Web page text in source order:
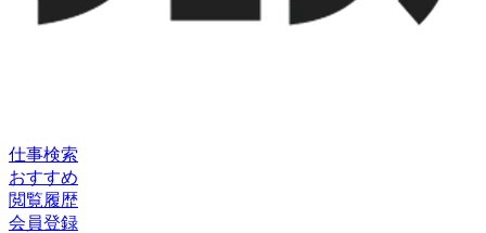
仕事検索
おすすめ
閲覧履歴
会員登録